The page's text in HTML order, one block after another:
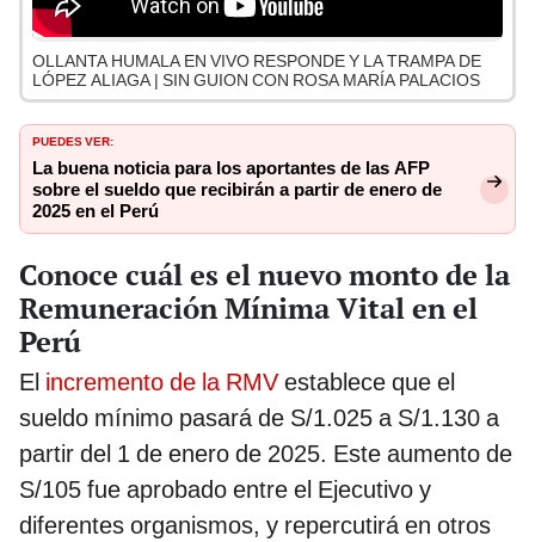
OLLANTA HUMALA EN VIVO RESPONDE Y LA TRAMPA DE
LÓPEZ ALIAGA | SIN GUION CON ROSA MARÍA PALACIOS
PUEDES VER:
La buena noticia para los aportantes de las AFP
sobre el sueldo que recibirán a partir de enero de
2025 en el Perú
Conoce cuál es el nuevo monto de la
Remuneración Mínima Vital en el
Perú
El incremento de la RMV establece que el
sueldo mínimo pasará de S/1.025 a S/1.130 a
partir del 1 de enero de 2025. Este aumento de
S/105 fue aprobado entre el Ejecutivo y
diferentes organismos, y repercutirá en otros